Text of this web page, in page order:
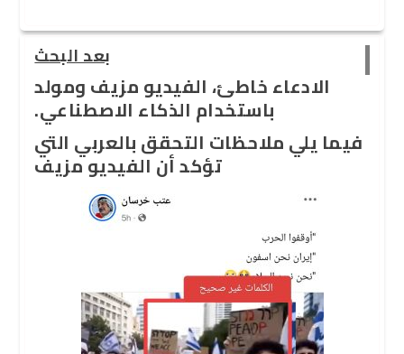
بعد البحث
الادعاء خاطئ، الفيديو مزيف ومولد
باستخدام الذكاء الاصطناعي.
فيما يلي ملاحظات التحقق بالعربي التي
تؤكد أن الفيديو مزيف